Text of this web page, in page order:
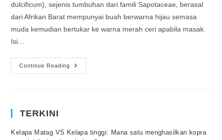
dulcificum), sejenis tumbuhan dari famili Sapotaceae, berasal
dari Afrikan Barat mempunyai buah berwarna hijau semasa
muda kemudian bertukar ke warna merah ceri apabila masak.
Isi…
Continue Reading
TERKINI
Kelapa Matag VS Kelapa tinggi: Mana satu menghasilkan kopra